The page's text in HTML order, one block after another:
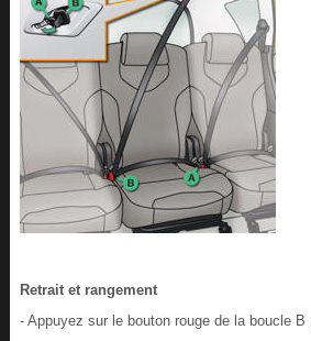
Retrait et rangement
- Appuyez sur le bouton rouge de la boucle B